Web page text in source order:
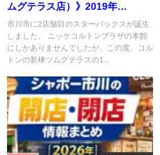
ムグテラス店）》2019年
4/23（火）開店！
市川市に2店舗目のスターバックスが誕生
しました。 ニッケコルトンプラザの本館
にしかありませんでしたが、この度、コル
トンの新棟ツムグテラスの1...